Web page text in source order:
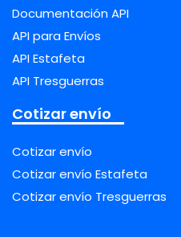
Documentación API
API para Envíos
API Estafeta
API Tresguerras
Cotizar envío
Cotizar envío
Cotizar envío Estafeta
Cotizar envío Tresguerras